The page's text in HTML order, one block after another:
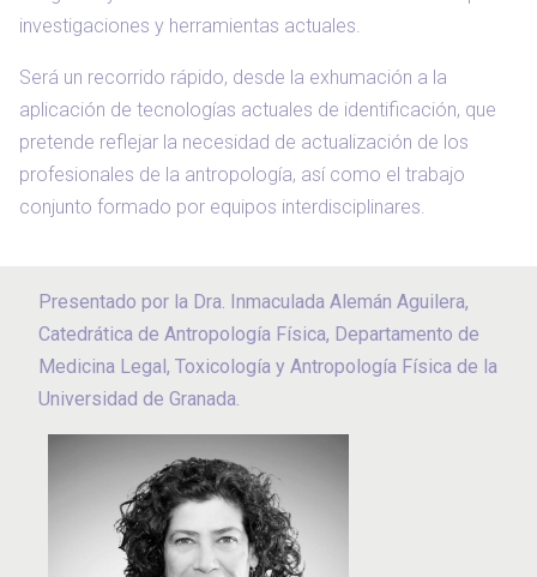
investigaciones y herramientas actuales.
Será un recorrido rápido, desde la exhumación a la
aplicación de tecnologías actuales de identificación, que
pretende reflejar la necesidad de actualización de los
profesionales de la antropología, así como el trabajo
conjunto formado por equipos interdisciplinares.
Presentado por la Dra. Inmaculada Alemán Aguilera,
Catedrática de Antropología Física, Departamento de
Medicina Legal, Toxicología y Antropología Física de la
Universidad de Granada.